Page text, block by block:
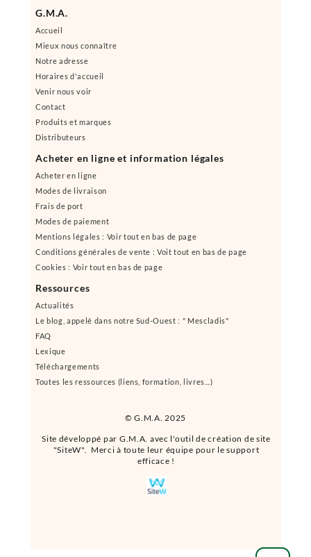
© G.M.A. 2025
Site développé par G.M.A. avec l'outil de création de site
"SiteW". Merci à toute leur équipe pour le support
efficace !
G.M.A.
Accueil
Mieux nous connaître
Notre adresse
Horaires d'accueil
Venir nous voir
Contact
Produits et marques
Distributeurs
Acheter en ligne et information légales
Acheter en ligne
Modes de livraison
Frais de port
Modes de paiement
Mentions légales : Voir tout en bas de page
Conditions générales de vente : Voit tout en bas de page
Cookies : Voir tout en bas de page
Ressources
Actualités
Le blog, appelé dans notre Sud-Ouest : " Mescladis"
FAQ
Lexique
Téléchargements
Toutes les ressources (liens, formation, livres...)